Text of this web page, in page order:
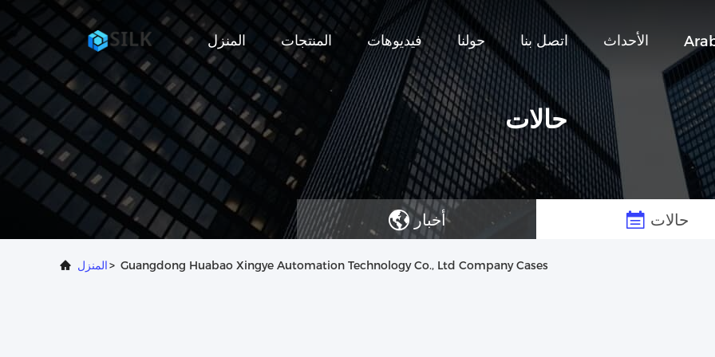
المنزل المنتجات فيديوهات حولنا اتصل بنا الأحداث
حالات
أخبار حالات
المنزل> Guangdong Huabao Xingye Automation Technology Co., Ltd Company Cases